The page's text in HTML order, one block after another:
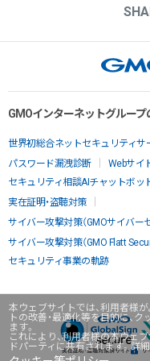
本ウェブサイトでは、利用者様
トの改善・最適化等を目的に、
ます。
これにより、利用者様の本ウェ
ドパーティに共有されます。詳
GMOインターネットグルー
世界初総合ネットセキュリティサ
パスワード漏洩診断
Webサイ
セキュリティ相談AIチャットボッ
実在証明・盗聴対策
サイバー攻撃対策（GMOサイバー
サイバー攻撃対策（GMO Flatt
セキュリティ事業の軌跡